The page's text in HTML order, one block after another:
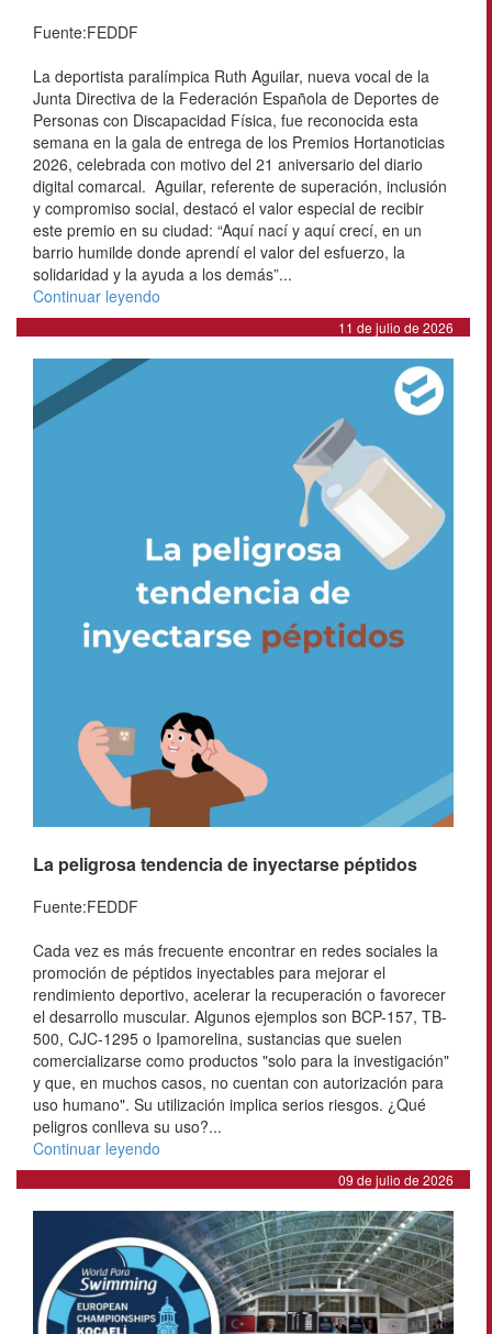
Fuente:FEDDF
La deportista paralímpica Ruth Aguilar, nueva vocal de la
Junta Directiva de la Federación Española de Deportes de
Personas con Discapacidad Física, fue reconocida esta
semana en la gala de entrega de los Premios Hortanoticias
2026, celebrada con motivo del 21 aniversario del diario
digital comarcal. Aguilar, referente de superación, inclusión
y compromiso social, destacó el valor especial de recibir
este premio en su ciudad: “Aquí nací y aquí crecí, en un
barrio humilde donde aprendí el valor del esfuerzo, la
solidaridad y la ayuda a los demás”...
Continuar leyendo
11 de julio de 2026
La peligrosa tendencia de inyectarse péptidos
Fuente:FEDDF
Cada vez es más frecuente encontrar en redes sociales la
promoción de péptidos inyectables para mejorar el
rendimiento deportivo, acelerar la recuperación o favorecer
el desarrollo muscular. Algunos ejemplos son BCP-157, TB-
500, CJC-1295 o Ipamorelina, sustancias que suelen
comercializarse como productos "solo para la investigación"
y que, en muchos casos, no cuentan con autorización para
uso humano". Su utilización implica serios riesgos. ¿Qué
peligros conlleva su uso?...
Continuar leyendo
09 de julio de 2026